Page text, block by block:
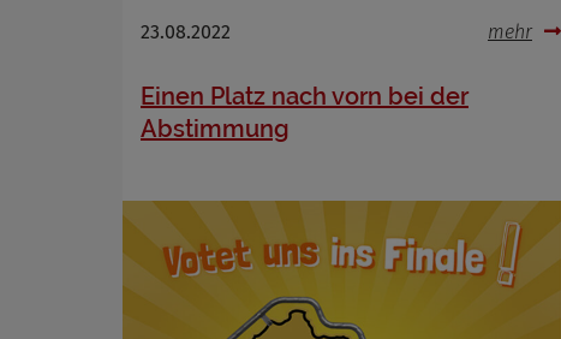
23.08.2022 mehr
Einen Platz nach vorn bei der
Abstimmung